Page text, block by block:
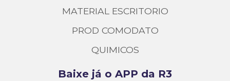
MATERIAL ESCRITORIO
PROD COMODATO
QUIMICOS
Baixe já o APP da R3